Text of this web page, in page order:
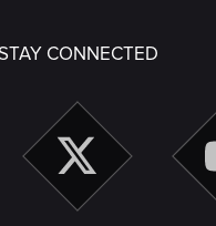
STAY CONNECTED